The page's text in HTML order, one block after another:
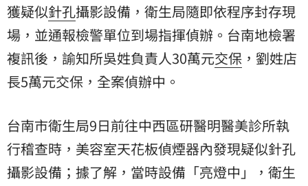
獲疑似針孔攝影設備，衛生局隨即依程序封存現
場，並通報檢警單位到場指揮偵辦。台南地檢署
複訊後，諭知所吳姓負責人30萬元交保 ，劉姓店
長5萬元交保，全案偵辦中。
台南市衛生局9日前往中西區研醫明醫美診所執
行稽查時，美容室天花板偵煙器內發現疑似針孔
攝影設備；據了解，當時設備「亮燈中」，衛生